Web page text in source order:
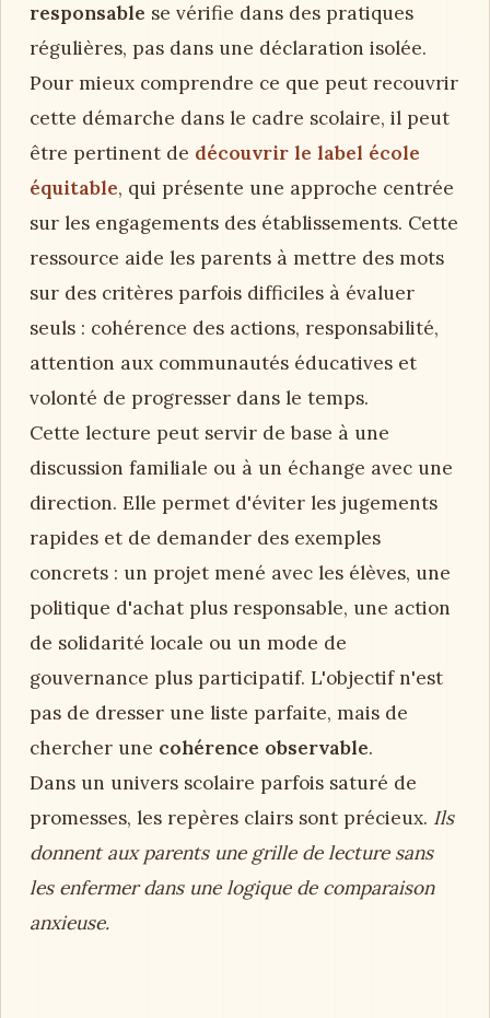
responsable se vérifie dans des pratiques
régulières, pas dans une déclaration isolée.
Pour mieux comprendre ce que peut recouvrir
cette démarche dans le cadre scolaire, il peut
être pertinent de découvrir le label école
équitable, qui présente une approche centrée
sur les engagements des établissements. Cette
ressource aide les parents à mettre des mots
sur des critères parfois difficiles à évaluer
seuls : cohérence des actions, responsabilité,
attention aux communautés éducatives et
volonté de progresser dans le temps.
Cette lecture peut servir de base à une
discussion familiale ou à un échange avec une
direction. Elle permet d'éviter les jugements
rapides et de demander des exemples
concrets : un projet mené avec les élèves, une
politique d'achat plus responsable, une action
de solidarité locale ou un mode de
gouvernance plus participatif. L'objectif n'est
pas de dresser une liste parfaite, mais de
chercher une cohérence observable.
Dans un univers scolaire parfois saturé de
promesses, les repères clairs sont précieux. Ils
donnent aux parents une grille de lecture sans
les enfermer dans une logique de comparaison
anxieuse.